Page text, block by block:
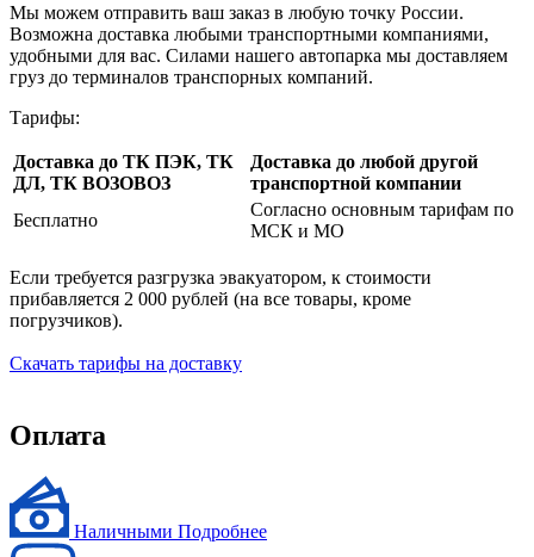
Мы можем отправить ваш заказ в любую точку России.
Возможна доставка любыми транспортными компаниями,
удобными для вас. Силами нашего автопарка мы доставляем
груз до терминалов транспорных компаний.
Тарифы:
Доставка до ТК ПЭК, ТК
ДЛ, ТК ВОЗОВОЗ
Доставка до любой другой
транспортной компании
Бесплатно
Согласно основным тарифам по
МСК и МО
Если требуется разгрузка эвакуатором, к стоимости
прибавляется 2 000 рублей (на все товары, кроме
погрузчиков).
Скачать тарифы на доставку
Оплата
Наличными Подробнее